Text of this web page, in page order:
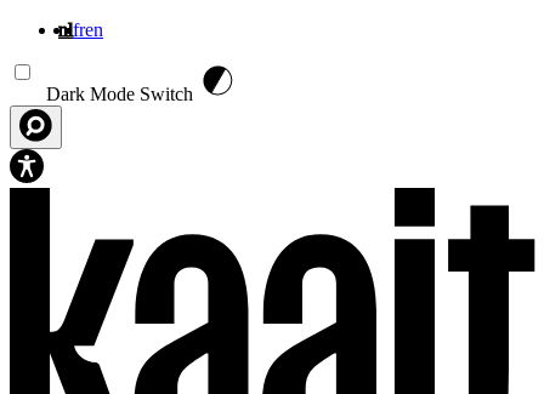
nlfren
Dark Mode Switch